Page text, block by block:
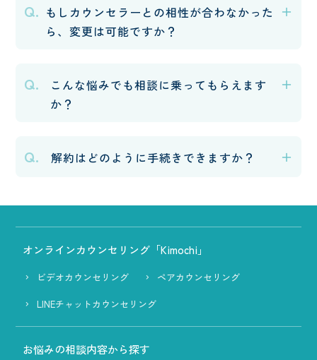
Q. もしカウンセラーとの相性が合わなかった
ら、変更は可能ですか？
Q.
こんな悩みでも相談に乗ってもらえます
か？
Q. 解約はどのように手続きできますか？
オンラインカウンセリング「Kimochi」
ビデオカウンセリング
ペアカウンセリング
LINEチャットカウンセリング
お悩みの相談内容から探す